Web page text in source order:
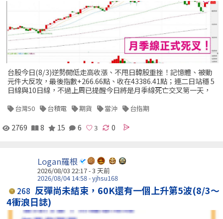
台股今日(8/3)逆勢開低走高收漲、不甩日韓股重挫！記憶體、被動
元件大反攻，最後指數+266.66點、收在43386.41點；連二日站穩 5
日線與10日線，不過上周已提醒今日將是月季線死亡交叉第一天，
台灣50 台積電 期貨 當沖 台指期
2769 8 15 6 0
Logan羅根
2026/08/03 22:17 - 3 天前
2026/08/04 14:58 - yjhsu168
268 反彈尚未結束，60K還有一個上升第5波(8/3～
4衝浪日誌)